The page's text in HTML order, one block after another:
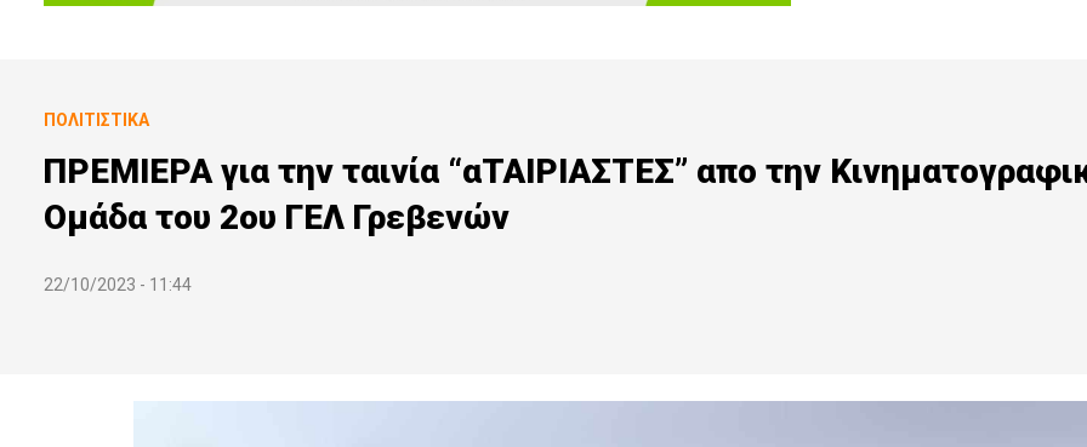
ΠΟΛΙΤΙΣΤΙΚΆ
ΠΡΕΜΙΕΡΑ για την ταινία “αΤΑΙΡΙΑΣΤΕΣ” απο την
Ομάδα του 2ου ΓΕΛ Γρεβενών
22/10/2023 - 11:44